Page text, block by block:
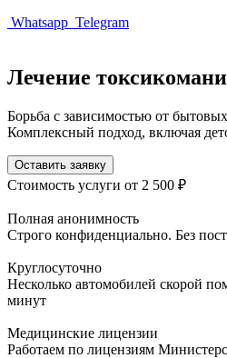
Whatsapp Telegram
Лечение
Борьба с зависимостью от
Комплексный подход, включая
Оставить заявку
Стоимость услуги от 2 500 ₽
Полная анонимность
Строго конфиденциально. Без
Круглосуточно
Несколько автомобилей скорой
минут
Медицинские лицензии
Работаем по лицензиям